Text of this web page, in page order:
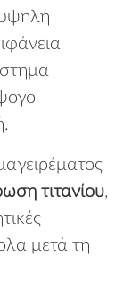
υψηλή
τιτανίου,
μετά τη